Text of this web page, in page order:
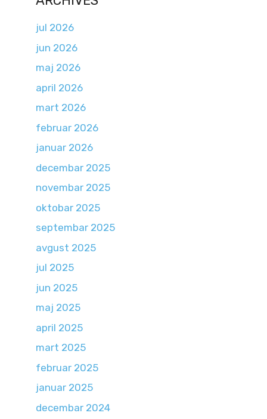
jul 2026
jun 2026
maj 2026
april 2026
mart 2026
februar 2026
januar 2026
decembar 2025
novembar 2025
oktobar 2025
septembar 2025
avgust 2025
jul 2025
jun 2025
maj 2025
april 2025
mart 2025
februar 2025
januar 2025
decembar 2024